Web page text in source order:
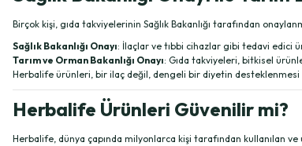
Birçok kişi, gıda takviyelerinin Sağlık Bakanlığı tarafından
Sağlık Bakanlığı Onayı: İlaçlar ve tıbbi cihazlar gibi tedavi edici
Tarım ve Orman Bakanlığı Onayı: Gıda takviyeleri, bitkisel
Herbalife ürünleri, bir ilaç değil, dengeli bir diyetin desteklenmesi
Herbalife Ürünleri Güvenilir mi?
Herbalife, dünya çapında milyonlarca kişi tarafından kullanılan